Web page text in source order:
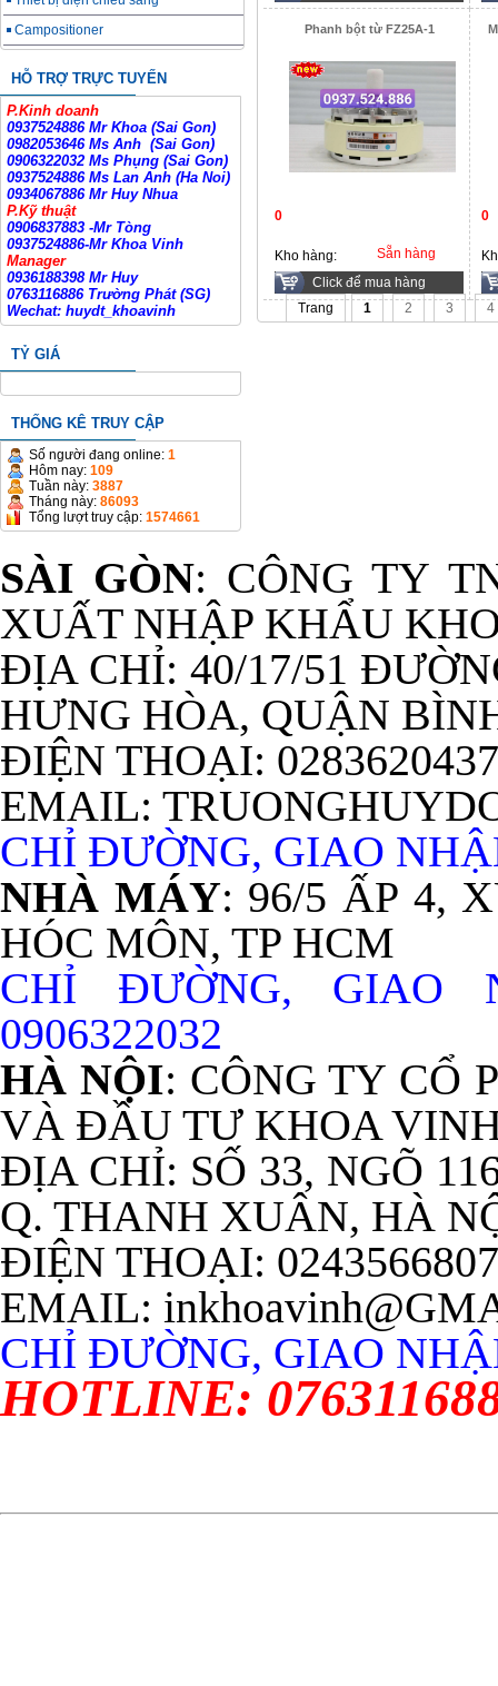
Campositioner
HỖ TRỢ TRỰC TUYẾN
P.Kinh doanh
0937524886 Mr Khoa (Sai Gon)
0982053646 Ms Anh (Sai Gon)
0906322032 Ms Phụng (Sai Gon)
0937524886 Ms Lan Anh (Ha Noi)
0934067886 Mr Huy Nhua
P.Kỹ thuật
0906837883 -Mr Tòng
0937524886-Mr Khoa Vinh
Manager
0936188398 Mr Huy
0763116886 Trường Phát (SG)
Wechat: huydt_khoavinh
TỶ GIÁ
THỐNG KÊ TRUY CẬP
Số người đang online: 1
Hôm nay: 109
Tuần này: 3887
Tháng này: 86093
Tổng lượt truy cập: 1574661
Phanh bột từ FZ25A-1
0
Kho hàng:
Sẵn hàng
Click để mua hàng
0
Trang 1 2 3 4
SÀI GÒN: CÔNG TY
XUẤT NHẬP KHẨU
ĐỊA CHỈ: 40/17/51
HƯNG HÒA, QUẬN
ĐIỆN THOẠI:
EMAIL:
CHỈ ĐƯỜNG, GIAO
NHÀ MÁY: 96/5 ẤP 4,
HÓC MÔN, TP HCM
CHỈ ĐƯỜNG, GIAO
0906322032
HÀ NỘI: CÔNG TY CỔ
VÀ ĐẦU TƯ KHOA
ĐỊA CHỈ: SỐ 33, NGÕ
Q. THANH XUÂN, HÀ
ĐIỆN THOẠI:
EMAIL:
CHỈ ĐƯỜNG, GIAO
HOTLINE: